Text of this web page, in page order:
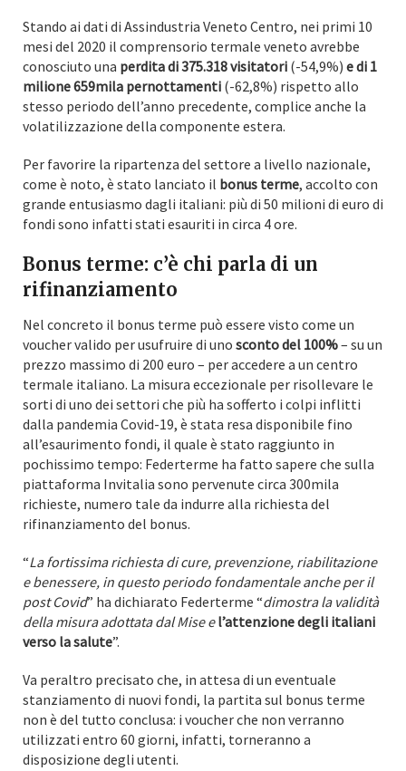
Stando ai dati di Assindustria Veneto Centro, nei primi 10
mesi del 2020 il comprensorio termale veneto avrebbe
conosciuto una perdita di 375.318 visitatori (-54,9%) e di 1
milione 659mila pernottamenti (-62,8%) rispetto allo
stesso periodo dell’anno precedente, complice anche la
volatilizzazione della componente estera.
Per favorire la ripartenza del settore a livello nazionale,
come è noto, è stato lanciato il bonus terme, accolto con
grande entusiasmo dagli italiani: più di 50 milioni di euro di
fondi sono infatti stati esauriti in circa 4 ore.
Bonus terme: c’è chi parla di un
rifinanziamento
Nel concreto il bonus terme può essere visto come un
voucher valido per usufruire di uno sconto del 100%– su un
prezzo massimo di 200 euro – per accedere a un centro
termale italiano. La misura eccezionale per risollevare le
sorti di uno dei settori che più ha sofferto i colpi inflitti
dalla pandemia Covid-19, è stata resa disponibile fino
all’esaurimento fondi, il quale è stato raggiunto in
pochissimo tempo: Federterme ha fatto sapere che sulla
piattaforma Invitalia sono pervenute circa 300mila
richieste, numero tale da indurre alla richiesta del
rifinanziamento del bonus.
“La fortissima richiesta di cure, prevenzione, riabilitazione
e benessere, in questo periodo fondamentale anche per il
post Covid” ha dichiarato Federterme “dimostra la validità
della misura adottata dal Mise el’attenzione degli italiani
verso la salute”.
Va peraltro precisato che, in attesa di un eventuale
stanziamento di nuovi fondi, la partita sul bonus terme
non è del tutto conclusa: i voucher che non verranno
utilizzati entro 60 giorni, infatti, torneranno a
disposizione degli utenti.